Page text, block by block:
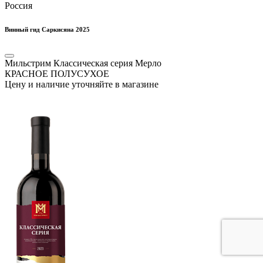
Россия
Винный гид Саркисяна 2025
Мильстрим Классическая серия Мерло
КРАСНОЕ ПОЛУСУХОЕ
Цену и наличие уточняйте в магазине